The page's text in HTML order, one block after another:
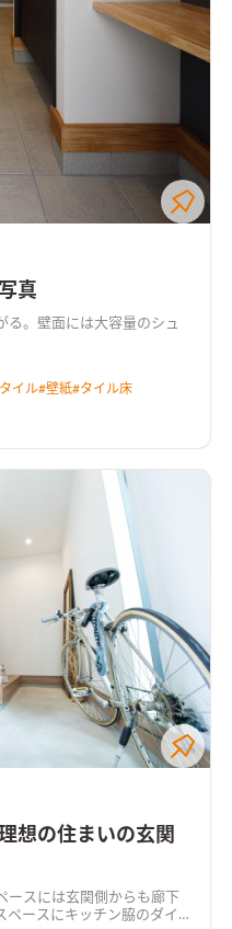
真
る。壁面には大容量のシュ
イル#壁紙#タイル床
想の住まいの玄関
ースには玄関側からも廊下
ペースにキッチン脇のダイニ